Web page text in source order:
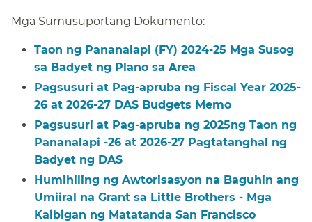
Mga Sumusuportang Dokumento:​​
Taon ng Pananalapi (FY) 2024-25 Mga Susog
sa Badyet ng Plano sa Area​​
Pagsusuri at Pag-apruba ng Fiscal Year 2025-
26 at 2026-27 DAS Budgets Memo​​
Pagsusuri at Pag-apruba ng 2025ng Taon ng
Pananalapi -26 at 2026-27 Pagtatanghal ng
Badyet ng DAS​​
Humihiling ng Awtorisasyon na Baguhin ang
Umiiral na Grant sa Little Brothers - Mga
Kaibigan ng Matatanda San Francisco​​